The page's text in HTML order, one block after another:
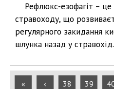
Рефлюкс-езофагіт –
стравоходу, що
регулярного закидання
шлунка назад у
« ‹ 38 39